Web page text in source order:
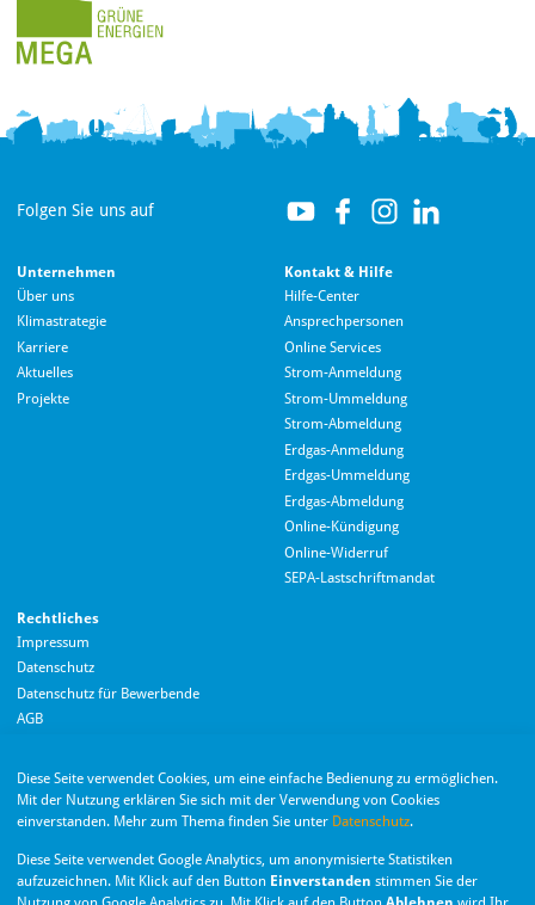
Folgen Sie uns auf
Unternehmen
Über uns
Klimastrategie
Karriere
Aktuelles
Projekte
Kontakt & Hilfe
Hilfe-Center
Ansprechpersonen
Online Services
Strom-Anmeldung
Strom-Ummeldung
Strom-Abmeldung
Erdgas-Anmeldung
Erdgas-Ummeldung
Erdgas-Abmeldung
Online-Kündigung
Online-Widerruf
SEPA-Lastschriftmandat
Rechtliches
Impressum
Datenschutz
Datenschutz für Bewerbende
AGB
GmbH ist eine Tochter­gesellschaft der Stadt Monheim
am Rhein.
Diese Seite verwendet Cookies, um eine einfache Bedienung zu ermöglichen.
Mit der Nutzung erklären Sie sich mit der Verwendung von Cookies
einverstanden. Mehr zum Thema finden Sie unter Datenschutz.
Diese Seite verwendet Google Analytics, um anonymisierte Statistiken
aufzuzeichnen. Mit Klick auf den Button Einverstanden stimmen Sie der
Wir nutzen Langdock zur Bereitstellung eines KI-Chatbots. Mit dem Laden des
Chatbots erklären Sie sich mit der
Datenschutzerklärung von Langdock
Chatbot laden